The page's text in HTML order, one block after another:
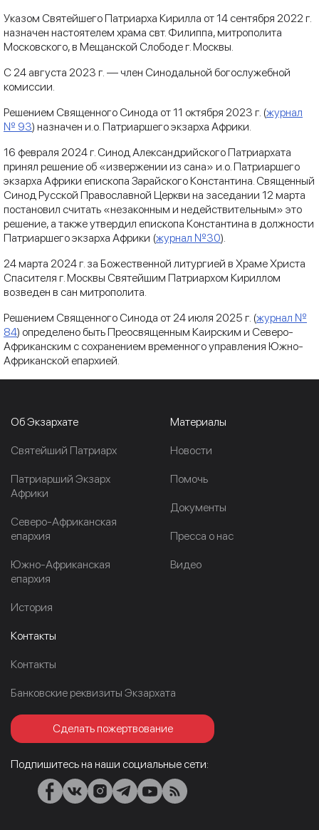
Указом Святейшего Патриарха Кирилла от 14 сентября 2022 г.
назначен настоятелем храма свт. Филиппа, митрополита
Московского, в Мещанской Слободе г. Москвы.
С 24 августа 2023 г. — член Синодальной богослужебной
комиссии.
Решением Священного Синода от 11 октября 2023 г. (журнал
№ 93) назначен и.о. Патриаршего экзарха Африки.
16 февраля 2024 г. Синод Александрийского Патриархата
принял решение об «извержении из сана» и.о. Патриаршего
экзарха Африки епископа Зарайского Константина. Священный
Синод Русской Православной Церкви на заседании 12 марта
постановил считать «незаконным и недействительным» это
решение, а также утвердил епископа Константина в должности
Патриаршего экзарха Африки (журнал №30).
24 марта 2024 г. за Божественной литургией в Храме Христа
Спасителя г. Москвы Святейшим Патриархом Кириллом
возведен в сан митрополита.
Решением Священного Синода от 24 июля 2025 г. (журнал №
84) определено быть Преосвященным Каирским и Северо-
Африканским с сохранением временного управления Южно-
Африканской епархией.
Об Экзархате
Cвятейший Патриарх
Патриарший Экзарх
Африки
Северо-Африканская
епархия
Южно-Африканская
епархия
История
Материалы
Новости
Помочь
Документы
Пресса о нас
Видео
Контакты
Контакты
Банковские реквизиты Экзархата
Сделать пожертвование
Подпишитесь на наши социальные сети: